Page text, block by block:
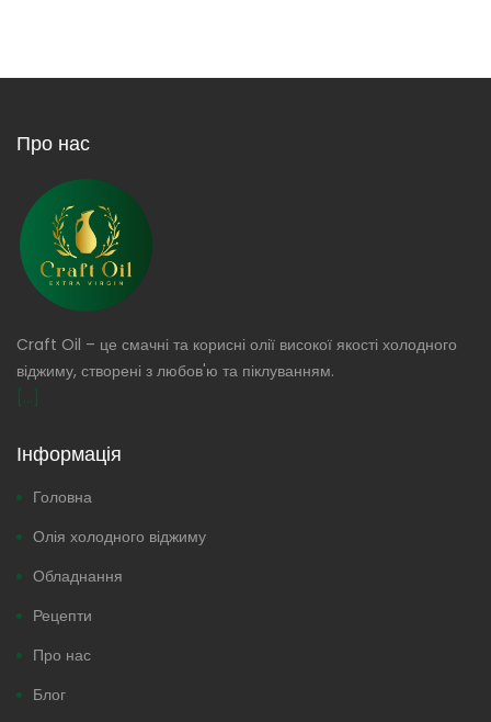
Про нас
Craft Oil – це смачні та корисні олії високої якості холодного
віджиму, створені з любов'ю та піклуванням.
[...]
Інформація
Головна
Олія холодного віджиму
Обладнання
Рецепти
Про нас
Блог